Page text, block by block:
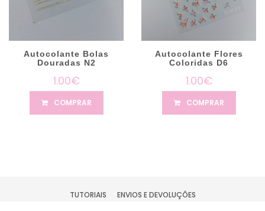
Autocolante Bolas
Douradas N2
1.00€
COMPRAR
Autocolante Flores
Coloridas D6
1.00€
COMPRAR
TUTORIAIS
ENVIOS E DEVOLUÇÕES